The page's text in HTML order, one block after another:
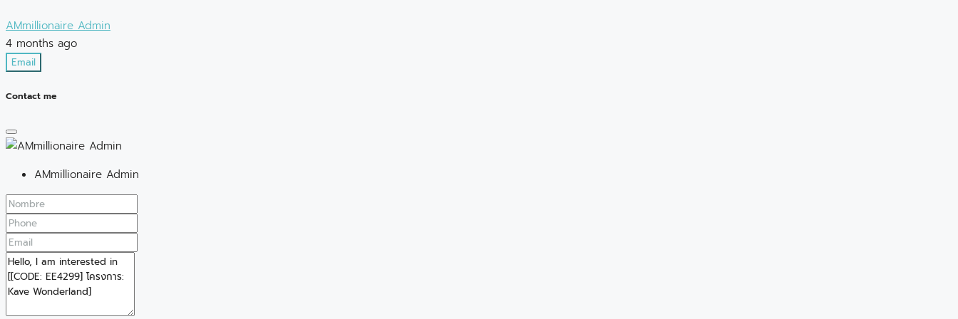
AMmillionaire Admin
4 months ago
Email
Contact me
AMmillionaire Admin